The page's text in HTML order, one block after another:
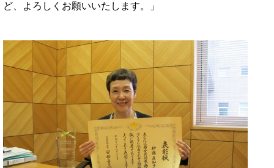
ど、よろしくお願いいたします。」